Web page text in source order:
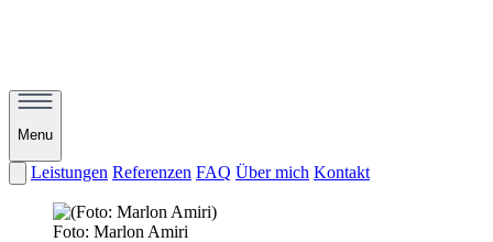
Menu
Leistungen Referenzen FAQ Über mich Kontakt
Foto: Marlon Amiri